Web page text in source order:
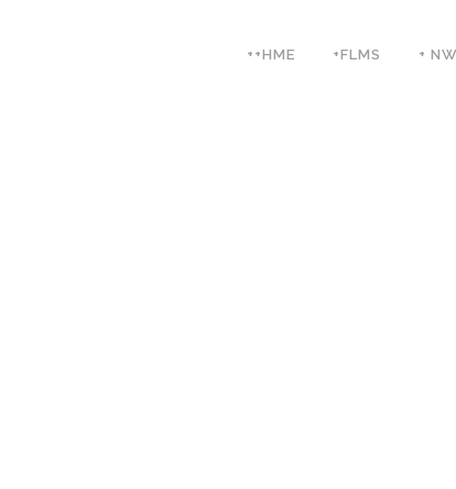
++HME +FLMS +